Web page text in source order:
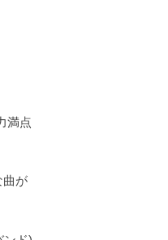
満点
曲が